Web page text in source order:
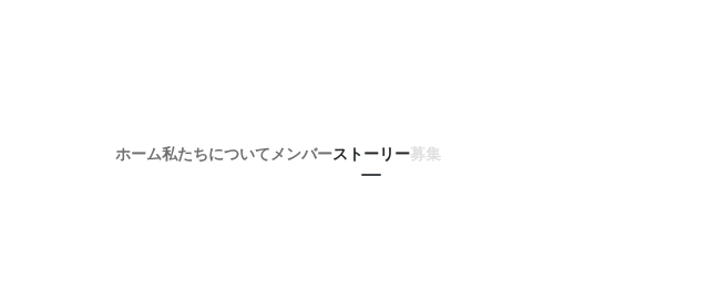
ホーム私たちについて メンバーストーリー募集